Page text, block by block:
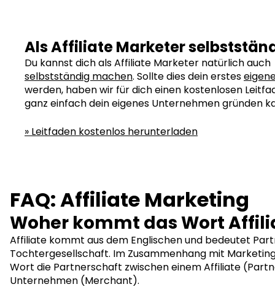
Als Affiliate Marketer
Du kannst dich als Affiliate Marketer natürlich auch
selbstständig machen. Sollte dies dein erstes
werden, haben wir für dich einen kostenlosen
ganz einfach dein eigenes Unternehmen gründen
» Leitfaden kostenlos herunterladen
FAQ: Affiliate Marketing
Woher kommt das Wort
Affiliate kommt aus dem Englischen und bedeutet
Tochtergesellschaft. Im Zusammenhang mit
Wort die Partnerschaft zwischen einem Affiliate
Unternehmen (Merchant).